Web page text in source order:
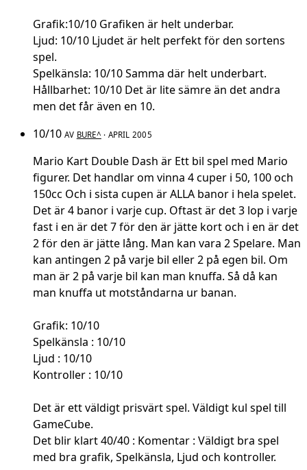
Grafik:10/10 Grafiken är helt underbar.
Ljud: 10/10 Ljudet är helt perfekt för den sortens
spel.
Spelkänsla: 10/10 Samma där helt underbart.
Hållbarhet: 10/10 Det är lite sämre än det andra
men det får även en 10.
10/10 AV BURE^ · APRIL 2005
Mario Kart Double Dash är Ett bil spel med Mario
figurer. Det handlar om vinna 4 cuper i 50, 100 och
150cc Och i sista cupen är ALLA banor i hela spelet.
Det är 4 banor i varje cup. Oftast är det 3 lop i varje
fast i en är det 7 för den är jätte kort och i en är det
2 för den är jätte lång. Man kan vara 2 Spelare. Man
kan antingen 2 på varje bil eller 2 på egen bil. Om
man är 2 på varje bil kan man knuffa. Så då kan
man knuffa ut motståndarna ur banan.
Grafik: 10/10
Spelkänsla : 10/10
Ljud : 10/10
Kontroller : 10/10
Det är ett väldigt prisvärt spel. Väldigt kul spel till
GameCube.
Det blir klart 40/40 : Komentar : Väldigt bra spel
med bra grafik, Spelkänsla, Ljud och kontroller.